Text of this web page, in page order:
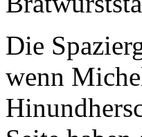
Die
wenn